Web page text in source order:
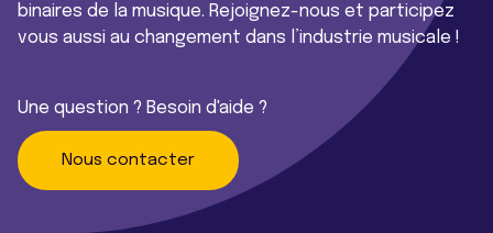
binaires de la musique. Rejoignez-nous et participez
vous aussi au changement dans l’industrie musicale !
Une question ? Besoin d'aide ?
Nous contacter